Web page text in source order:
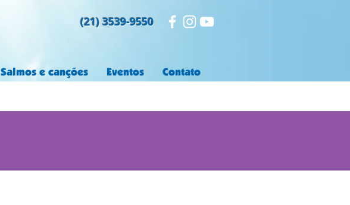
Salmos e canções Eventos Contato
(21) 3539-9550